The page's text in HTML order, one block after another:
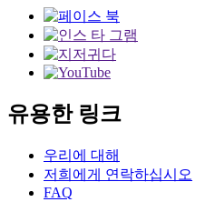
유용한 링크
우리에 대해
저희에게 연락하십시오
FAQ